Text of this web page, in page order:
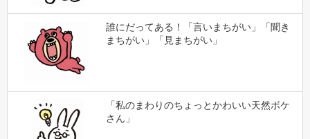
誰にだってある！「言いまちがい」「聞き
まちがい」「見まちがい」
「私のまわりのちょっとかわいい天然ボケ
さん」